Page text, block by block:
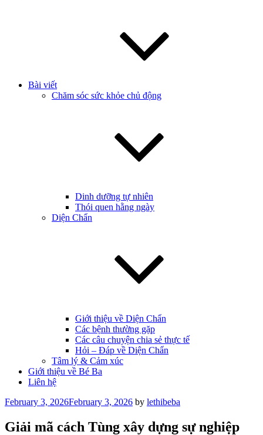
Bài viết
Chăm sóc sức khỏe chủ động
Dinh dưỡng tự nhiên
Thói quen hằng ngày
Diện Chẩn
Giới thiệu về Diện Chẩn
Các bệnh thường gặp
Các câu chuyện chia sẻ thực tế
Hỏi – Đáp về Diện Chẩn
Tâm lý & Cảm xúc
Giới thiệu về Bé Ba
Liên hệ
Posted
February 3, 2026February 3, 2026 by lethibeba
Giải mã cách Tùng xây dựng sự nghiệp